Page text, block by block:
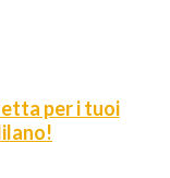
per i tuoi